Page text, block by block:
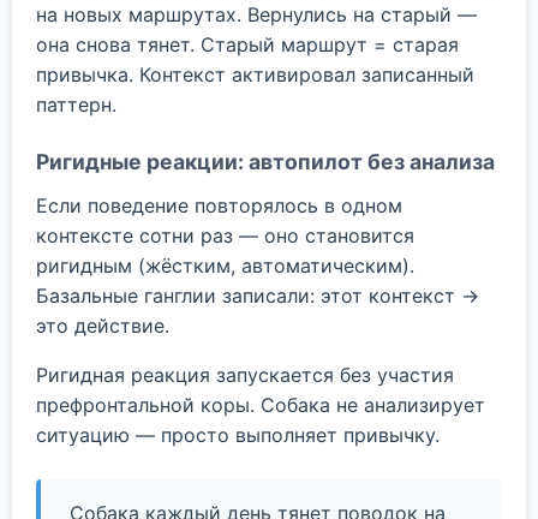
на новых маршрутах. Вернулись на старый —
она снова тянет. Старый маршрут = старая
привычка. Контекст активировал записанный
паттерн.
Ригидные реакции: автопилот без анализа
Если поведение повторялось в одном
контексте сотни раз — оно становится
ригидным (жёстким, автоматическим).
Базальные ганглии записали: этот контекст →
это действие.
Ригидная реакция запускается без участия
префронтальной коры. Собака не анализирует
ситуацию — просто выполняет привычку.
Собака каждый день тянет поводок на